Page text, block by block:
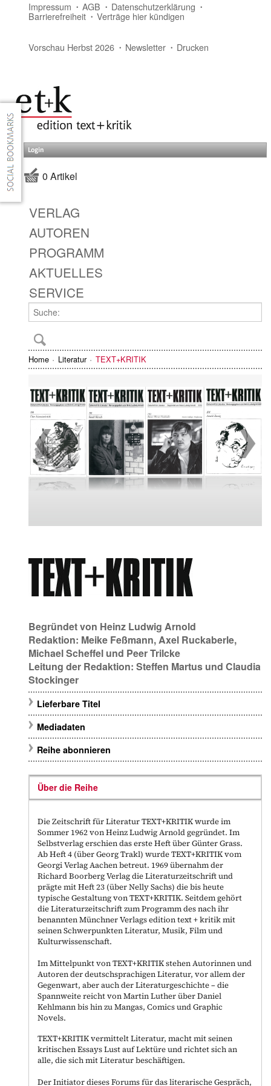
Impressum AGB Datenschutzerklärung
Barrierefreiheit Verträge hier kündigen
Vorschau Herbst 2026 Newsletter Drucken
Login
0 Artikel
VERLAG
AUTOREN
PROGRAMM
AKTUELLES
SERVICE
Home Literatur TEXT+KRITIK
Begründet von Heinz Ludwig Arnold
Redaktion: Meike Feßmann,Axel Ruckaberle,
Michael Scheffel und Peer Trilcke
Leitung der Redaktion: Steffen Martus und Claudia
Stockinger
Lieferbare Titel
Mediadaten
Reihe abonnieren
Über die Reihe
Die Zeitschrift für Literatur TEXT+KRITIK wurde im
Sommer 1962 von Heinz Ludwig Arnold gegründet. Im
Selbstverlag erschien das erste Heft über Günter Grass.
Ab Heft 4 (über Georg Trakl) wurde TEXT+KRITIK vom
Georgi Verlag Aachen betreut. 1969 übernahm der
Richard Boorberg Verlag die Literaturzeitschrift und
prägte mit Heft 23 (über Nelly Sachs) die bis heute
typische Gestaltung von TEXT+KRITIK. Seitdem gehört
die Literaturzeitschrift zum Programm des nach ihr
benannten Münchner Verlags edition text + kritik mit
seinen Schwerpunkten Literatur, Musik, Film und
Kulturwissenschaft.
Im Mittelpunkt von TEXT+KRITIK stehen Autorinnen und
Autoren der deutschsprachigen Literatur, vor allem der
Gegenwart, aber auch der Literaturgeschichte – die
Spannweite reicht von Martin Luther über Daniel
Kehlmann bis hin zu Mangas, Comics und Graphic
Novels.
TEXT+KRITIK vermittelt Literatur, macht mit seinen
kritischen Essays Lust auf Lektüre und richtet sich an
alle, die sich mit Literatur beschäftigen.
Der Initiator dieses Forums für das literarische Gespräch,